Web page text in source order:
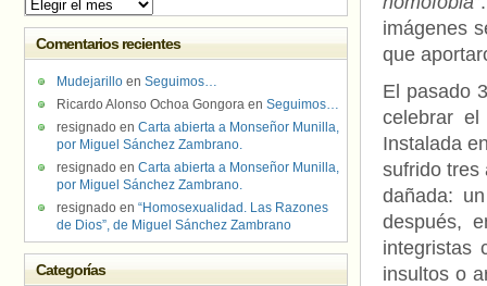
imágenes
que
El pasado
celebrar
Instalada
sufrido tres
dañada:
después,
integristas
insultos o
Comentarios recientes
Mudejarillo en Seguimos…
Ricardo Alonso Ochoa Gongora en Seguimos…
resignado en Carta abierta a Monseñor Munilla,
por Miguel Sánchez Zambrano.
resignado en Carta abierta a Monseñor Munilla,
por Miguel Sánchez Zambrano.
resignado en “Homosexualidad. Las Razones
de Dios”, de Miguel Sánchez Zambrano
Categorías